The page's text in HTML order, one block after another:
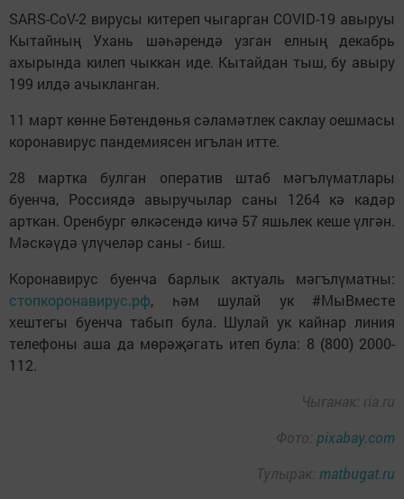
SARS-CoV-2 вирусы китереп чыгарган COVID-19 авыруы
Кытайның Ухань шәһәрендә узган елның декабрь
ахырында килеп чыккан иде. Кытайдан тыш, бу авыру
199 илдә ачыкланган.
11 март көнне Бөтендөнья сәламәтлек саклау оешмасы
коронавирус пандемиясен игълан итте.
28 мартка булган оператив штаб мәгълүматлары
буенча, Россиядә авыручылар саны 1264 кә кадәр
арткан. Оренбург өлкәсендә кичә 57 яшьлек кеше үлгән.
Мәскәүдә үлүчеләр саны - биш.
Коронавирус буенча барлык актуаль мәгълүматны:
стопкоронавирус.рф, һәм шулай ук #МыВместе
хештегы буенча табып була. Шулай ук кайнар линия
телефоны аша да мөрәҗәгать итеп була: 8 (800) 2000-
112.
Чыганак: ria.ru
Фото: pixabay.com
Тулырак: matbugat.ru